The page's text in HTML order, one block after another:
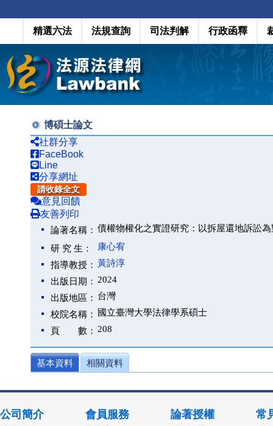
精選六法 法規查詢 司法判解 行政函釋
博碩士論文
社群分享
FaceBook
Line
分享網址
請收錄全文
意見回饋
友善列印
論著名稱： 債權物權化之實證研究：以拆屋還地訴訟為
研 究 生：
康心宥
指導教授： 黃詩淳
出版日期： 2024
出版地區： 台灣
校院名稱：
國立臺灣大學法律學系碩士
頁 數： 208
基本資料 相關資料
公司簡介 會員服務 論著授權 常